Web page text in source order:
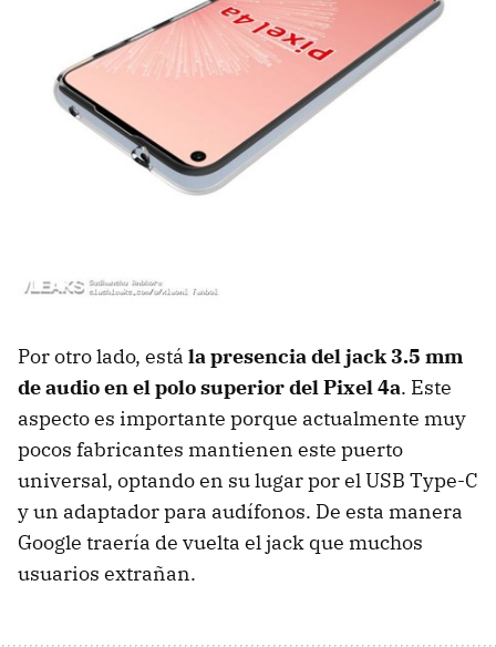
Por otro lado, está la presencia del jack 3.5 mm
de audio en el polo superior del Pixel 4a. Este
aspecto es importante porque actualmente muy
pocos fabricantes mantienen este puerto
universal, optando en su lugar por el USB Type-C
y un adaptador para audífonos. De esta manera
Google traería de vuelta el jack que muchos
usuarios extrañan.